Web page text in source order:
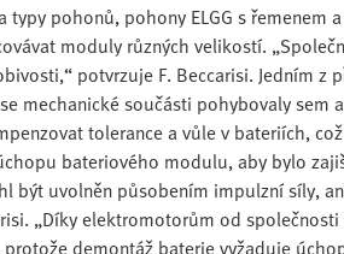
pohonů, pohony ELGG s řemenem
moduly různých velikostí.
potvrzuje F. Beccarisi. Jedním z
mechanické součásti pohybovaly sem
tolerance a vůle v bateriích,
bateriového modulu, aby bylo
být uvolněn působením impulzní síly,
„Díky elektromotorům od
demontáž baterie vyžaduje